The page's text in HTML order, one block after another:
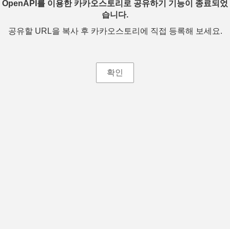
OpenAPI를 이용한 카카오스토리로 공유하기 기능이 종료되었
습니다.
공유할 URL을 복사 후 카카오스토리에 직접 등록해 보세요.
확인